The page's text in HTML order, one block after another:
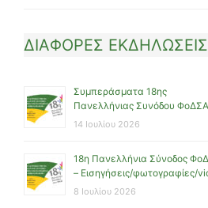
ΔΙΑΦΟΡΕΣ ΕΚΔΗΛΩΣΕΙΣ
Συμπεράσματα 18ης
Πανελλήνιας Συνόδου ΦοΔΣΑ
14 Ιουλίου 2026
18η Πανελλήνια Σύνοδος
– Εισηγήσεις/φωτογραφίες/
8 Ιουλίου 2026